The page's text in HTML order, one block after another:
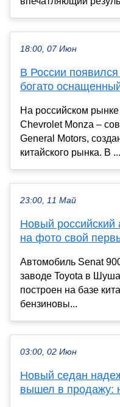
18:00, 07 Июн
В России
богато
На российском
Chevrolet Monza –
General Motors,
китайского рынка. В ...
23:00, 11 Май
Новый российский
на фото свой
Автомобиль Senat
заводе Toyota в
построен на базе
бензиновы...
03:00, 02 Июн
Новый седан
вышел в продажу: